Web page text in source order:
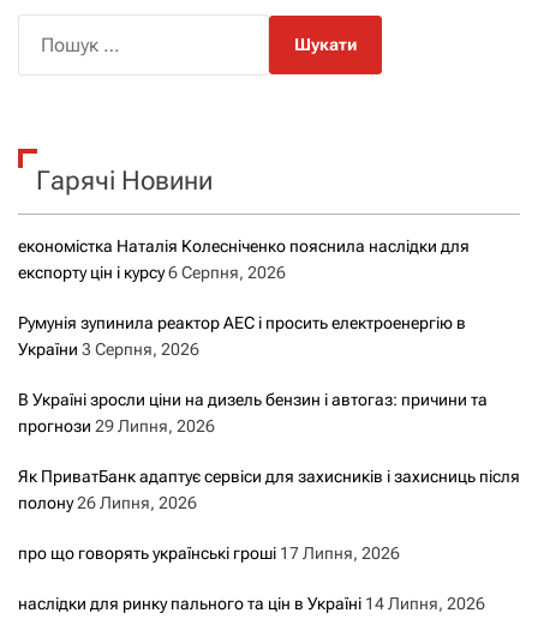
к
Гарячі Новини
економістка Наталія Колесніченко пояснила наслідки для
експорту цін і курсу6 Серпня, 2026
Румунія зупинила реактор АЕС і просить електроенергію в
України 3 Серпня, 2026
В Україні зросли ціни на дизель бензин і автогаз: причини та
прогнози 29 Липня, 2026
Як ПриватБанк адаптує сервіси для захисників і захисниць після
полону26 Липня, 2026
про що говорять українські гроші 17 Липня, 2026
наслідки для ринку пального та цін в Україні 14 Липня, 2026